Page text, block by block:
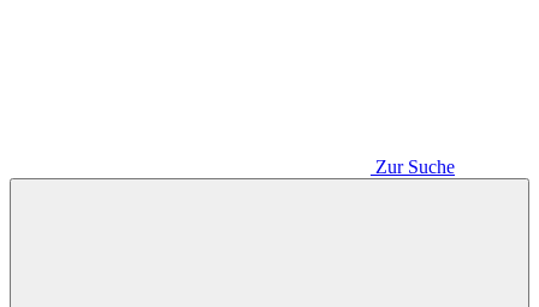
Zur Suche